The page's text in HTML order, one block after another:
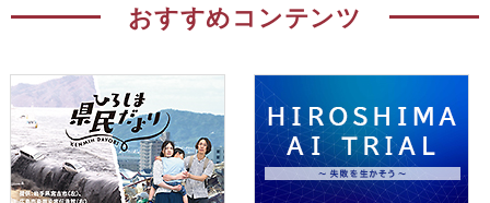
おすすめコンテンツ